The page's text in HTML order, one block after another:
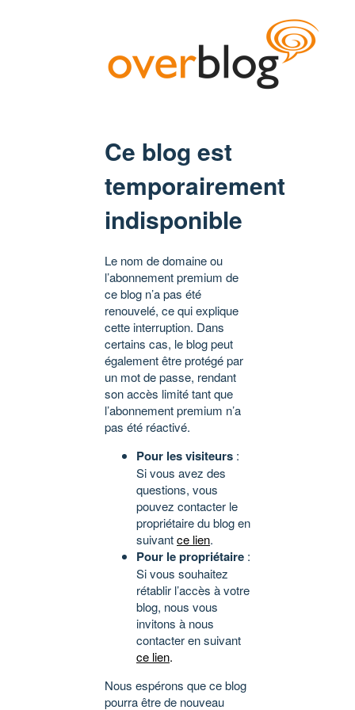
Ce blog est
temporairement
indisponible
Le nom de domaine ou
l’abonnement premium de
ce blog n’a pas été
renouvelé, ce qui explique
cette interruption. Dans
certains cas, le blog peut
également être protégé par
un mot de passe, rendant
son accès limité tant que
l’abonnement premium n’a
pas été réactivé.
Pour les visiteurs :
Si vous avez des
questions, vous
pouvez contacter le
propriétaire du blog en
suivantce lien.
Pour le propriétaire :
Si vous souhaitez
rétablir l’accès à votre
blog, nous vous
invitons à nous
contacter en suivant
ce lien.
Nous espérons que ce blog
pourra être de nouveau